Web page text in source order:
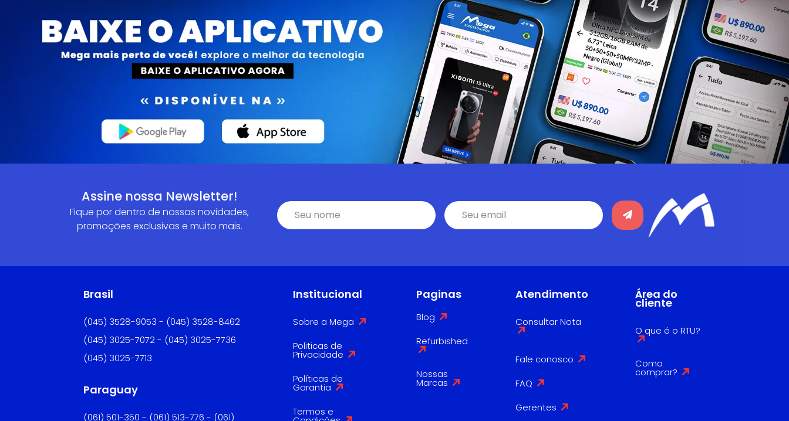
Assine nossa Newsletter!
Fique por dentro de nossas novidades,
promoções exclusivas e muito mais.
Brasil
(045) 3528-9053 - (045) 3528-8462
(045) 3025-7072 - (045) 3025-7736
(045) 3025-7713
Paraguay
(061) 501-350 - (061) 513-776 - (061)
Institucional
Sobre a Mega
Politicas de
Privacidade
Políticas de
Garantia
Termos e
Paginas
Blog
Refurbished
Nossas
Marcas
Atendimento
Consultar Nota
Fale conosco
FAQ
Gerentes
Área do
cliente
O que é o RTU?
Como
comprar?